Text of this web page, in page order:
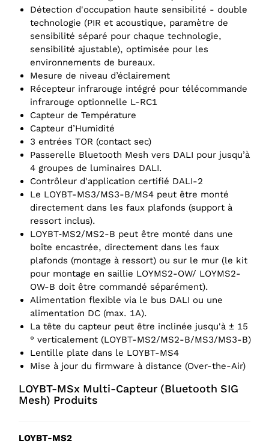
Détection d'occupation haute sensibilité - double
technologie (PIR et acoustique, paramètre de
sensibilité séparé pour chaque technologie,
sensibilité ajustable), optimisée pour les
environnements de bureaux.
Mesure de niveau d’éclairement
Récepteur infrarouge intégré pour télécommande
infrarouge optionnelle L-RC1
Capteur de Température
Capteur d’Humidité
3 entrées TOR (contact sec)
Passerelle Bluetooth Mesh vers DALI pour jusqu’à
4 groupes de luminaires DALI.
Contrôleur d'application certifié DALI-2
Le LOYBT-MS3/MS3-B/MS4 peut être monté
directement dans les faux plafonds (support à
ressort inclus).
LOYBT‑MS2/MS2-B peut être monté dans une
boîte encastrée, directement dans les faux
plafonds (montage à ressort) ou sur le mur (le kit
pour montage en saillie LOYMS2-OW/ LOYMS2-
OW-B doit être commandé séparément).
Alimentation flexible via le bus DALI ou une
alimentation DC (max. 1A).
La tête du capteur peut être inclinée jusqu'à ± 15
° verticalement (LOYBT-MS2/MS2-B/MS3/MS3-B)
Lentille plate dans le LOYBT-MS4
Mise à jour du firmware à distance (Over-the-Air)
LOYBT-MSx Multi-Capteur (Bluetooth SIG
Mesh) Produits
LOYBT-MS2